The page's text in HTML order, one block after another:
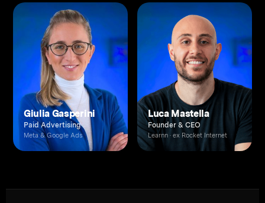
Giulia Gasperini
Paid Advertising
Meta & Google Ads
Luca Mastella
Founder & CEO
Learnn · ex Rocket Internet